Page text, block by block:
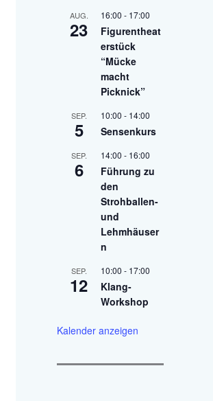
AUG.
23
16:00 - 17:00
Figurentheat
erstück
“Mücke
macht
Picknick”
SEP.
5
10:00 - 14:00
Sensenkurs
SEP.
6
14:00 - 16:00
Führung zu
den
Strohballen-
und
Lehmhäuser
n
SEP.
12
10:00 - 17:00
Klang-
Workshop
Kalender anzeigen